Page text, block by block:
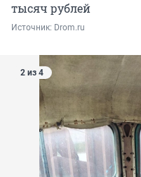
тысяч рублей
Источник: Drom.ru
2 из 4